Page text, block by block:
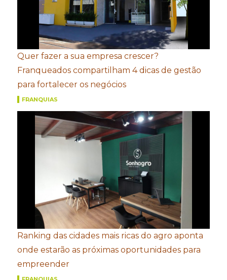
Quer fazer a sua empresa crescer?
Franqueados compartilham 4 dicas de gestão
para fortalecer os negócios
FRANQUIAS
Ranking das cidades mais ricas do agro aponta
onde estarão as próximas oportunidades para
empreender